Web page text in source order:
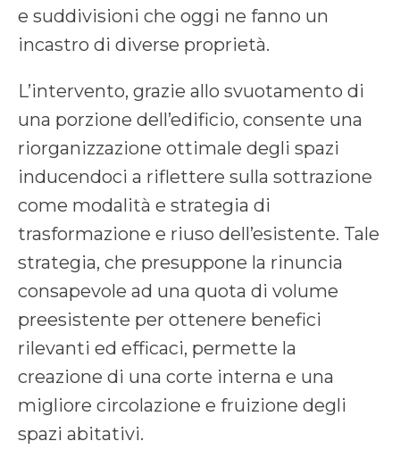
e suddivisioni che oggi ne fanno un
incastro di diverse proprietà.
L’intervento, grazie allo svuotamento di
una porzione dell’edificio, consente una
riorganizzazione ottimale degli spazi
inducendoci a riflettere sulla sottrazione
come modalità e strategia di
trasformazione e riuso dell’esistente. Tale
strategia, che presuppone la rinuncia
consapevole ad una quota di volume
preesistente per ottenere benefici
rilevanti ed efficaci, permette la
creazione di una corte interna e una
migliore circolazione e fruizione degli
spazi abitativi.